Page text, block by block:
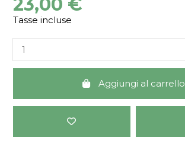
23,00 €
Tasse incluse
Aggiungi al carrello